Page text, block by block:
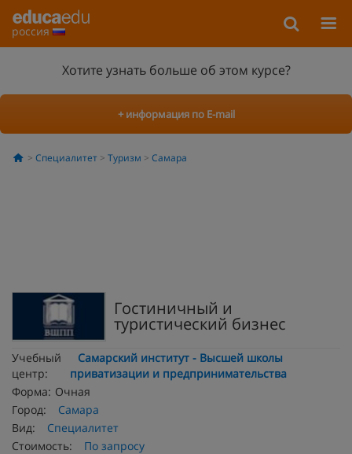
россия
Хотите узнать больше об этом курсе?
+ информация по E-mail
Специалитет Туризм Самара
Гостиничный и
туристический бизнес
Учебный
центр:
Самарский институт - Высшей школы
приватизации и предпринимательства
Форма: Очная
Город:
Самара
Вид:
Специалитет
Стоимость:
По запросу